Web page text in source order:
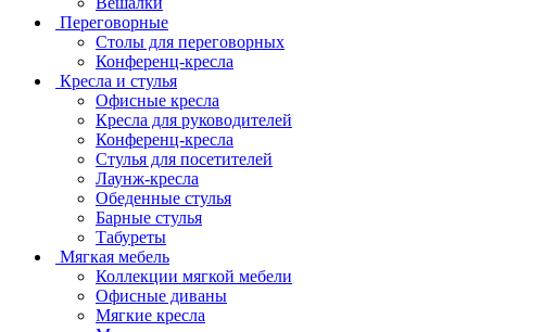
Переговорные
Столы для переговорных
Конференц-кресла
Кресла и стулья
Офисные кресла
Кресла для руководителей
Конференц-кресла
Стулья для посетителей
Лаунж-кресла
Обеденные стулья
Барные стулья
Табуреты
Мягкая мебель
Коллекции мягкой мебели
Офисные диваны
Мягкие кресла